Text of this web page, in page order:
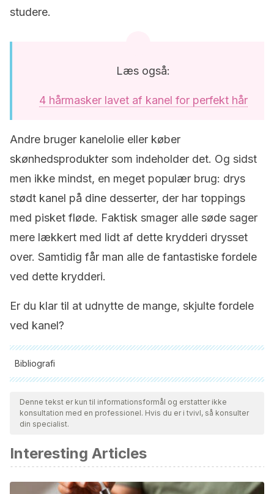
studere.
Læs også:
4 hårmasker lavet af kanel for perfekt hår
Andre bruger kanelolie eller køber
skønhedsprodukter som indeholder det. Og sidst
men ikke mindst, en meget populær brug: drys
stødt kanel på dine desserter, der har toppings
med pisket fløde. Faktisk smager alle søde sager
mere lækkert med lidt af dette krydderi drysset
over. Samtidig får man alle de fantastiske fordele
ved dette krydderi.
Er du klar til at udnytte de mange, skjulte fordele
ved kanel?
Bibliografi
Alle citerede kilder blev grundigt gennemgået af vores team
for at sikre deres kvalitet, pålidelighed, aktualitet og validitet.
Bibliografien i denne artikel blev betragtet som pålidelig og af
Rao, P. V., & Gan, S. H. (2014). Cinnamon: A multifaceted
medicinal plant. Evidence-Based Complementary and
Alternative Medicine.https://doi.org/10.1155/2014/642942
Denne tekst er kun til informationsformål og erstatter ikke
konsultation med en professionel. Hvis du er i tvivl, så konsulter
din specialist.
Interesting Articles